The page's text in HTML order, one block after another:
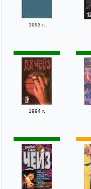
1993 г.
1994 г.